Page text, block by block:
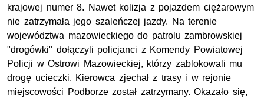
krajowej numer 8. Nawet kolizja z pojazdem ciężarowym
nie zatrzymała jego szaleńczej jazdy. Na terenie
województwa mazowieckiego do patrolu zambrowskiej
"drogówki" dołączyli policjanci z Komendy Powiatowej
Policji w Ostrowi Mazowieckiej, którzy zablokowali mu
drogę ucieczki. Kierowca zjechał z trasy i w rejonie
miejscowości Podborze został zatrzymany. Okazało się,